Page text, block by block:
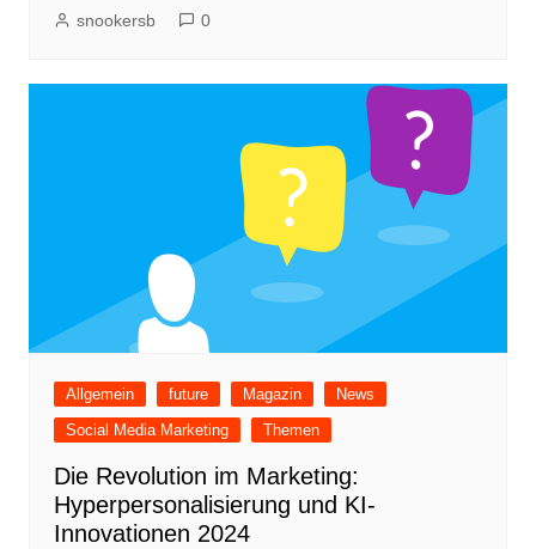
snookersb 0
Allgemein future Magazin
News
Social Media Marketing
Themen
Die Revolution im Marketing:
Hyperpersonalisierung und KI-
Innovationen 2024